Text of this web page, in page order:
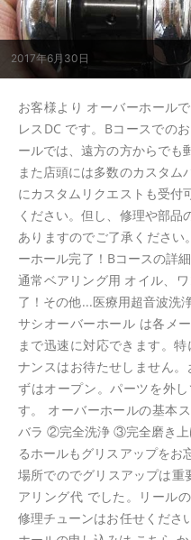
2017年6月30日
お客様より オーバーホール
レスDC です。Bコースでの
ールでは、遠方の方からでも
また店頭には多数のカスタム
にカスタムリクエストも受付
ください。但し、修理や部品
ありますのでご了承くださ
ーホール完了！Bコースの詳
通常ベアリング用 オイル、
了！その他...医療用超音波洗
サシオーバーホール は各メ
まで迅速に対応できます。
ナンスはお待たせしません
ずはオープン。パーツを外
す。 オーバーホールの基本
バラ ②完全洗浄 ③完全磨き上
るホールもグリスアップをお
場所でのでグリスアップは
アリング代 でした。リール
修理チューンはお任せくださ